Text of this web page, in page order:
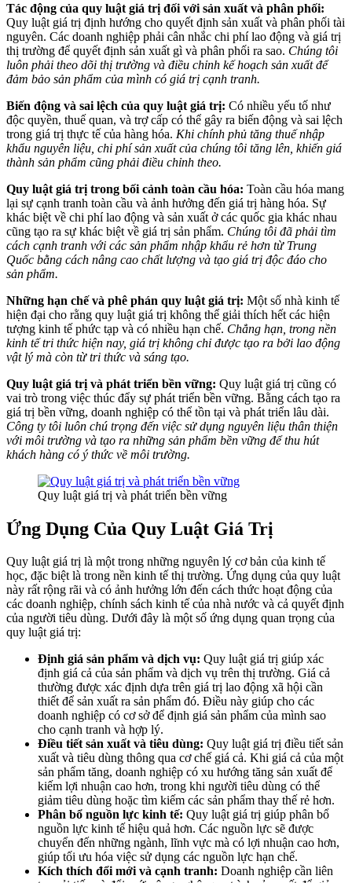
Tác động của quy luật giá trị đối với sản xuất và phân phối:
Quy luật giá trị định hướng cho quyết định sản xuất và phân phối tài
nguyên. Các doanh nghiệp phải cân nhắc chi phí lao động và giá trị
thị trường để quyết định sản xuất gì và phân phối ra sao. Chúng tôi
luôn phải theo dõi thị trường và điều chỉnh kế hoạch sản xuất để
đảm bảo sản phẩm của mình có giá trị cạnh tranh.
Biến động và sai lệch của quy luật giá trị: Có nhiều yếu tố như
độc quyền, thuế quan, và trợ cấp có thể gây ra biến động và sai lệch
trong giá trị thực tế của hàng hóa. Khi chính phủ tăng thuế nhập
khẩu nguyên liệu, chi phí sản xuất của chúng tôi tăng lên, khiến giá
thành sản phẩm cũng phải điều chỉnh theo.
Quy luật giá trị trong bối cảnh toàn cầu hóa: Toàn cầu hóa mang
lại sự cạnh tranh toàn cầu và ảnh hưởng đến giá trị hàng hóa. Sự
khác biệt về chi phí lao động và sản xuất ở các quốc gia khác nhau
cũng tạo ra sự khác biệt về giá trị sản phẩm. Chúng tôi đã phải tìm
cách cạnh tranh với các sản phẩm nhập khẩu rẻ hơn từ Trung
Quốc bằng cách nâng cao chất lượng và tạo giá trị độc đáo cho
sản phẩm.
Những hạn chế và phê phán quy luật giá trị: Một số nhà kinh tế
hiện đại cho rằng quy luật giá trị không thể giải thích hết các hiện
tượng kinh tế phức tạp và có nhiều hạn chế. Chẳng hạn, trong nền
kinh tế tri thức hiện nay, giá trị không chỉ được tạo ra bởi lao động
vật lý mà còn từ tri thức và sáng tạo.
Quy luật giá trị và phát triển bền vững: Quy luật giá trị cũng có
vai trò trong việc thúc đẩy sự phát triển bền vững. Bằng cách tạo ra
giá trị bền vững, doanh nghiệp có thể tồn tại và phát triển lâu dài.
Công ty tôi luôn chú trọng đến việc sử dụng nguyên liệu thân thiện
với môi trường và tạo ra những sản phẩm bền vững để thu hút
khách hàng có ý thức về môi trường.
Quy luật giá trị và phát triển bền vững
Ứng Dụng Của Quy Luật Giá Trị
Quy luật giá trị là một trong những nguyên lý cơ bản của kinh tế
học, đặc biệt là trong nền kinh tế thị trường. Ứng dụng của quy luật
này rất rộng rãi và có ảnh hưởng lớn đến cách thức hoạt động của
các doanh nghiệp, chính sách kinh tế của nhà nước và cả quyết định
của người tiêu dùng. Dưới đây là một số ứng dụng quan trọng của
quy luật giá trị:
Định giá sản phẩm và dịch vụ: Quy luật giá trị giúp xác
định giá cả của sản phẩm và dịch vụ trên thị trường. Giá cả
thường được xác định dựa trên giá trị lao động xã hội cần
thiết để sản xuất ra sản phẩm đó. Điều này giúp cho các
doanh nghiệp có cơ sở để định giá sản phẩm của mình sao
cho cạnh tranh và hợp lý.
Điều tiết sản xuất và tiêu dùng: Quy luật giá trị điều tiết sản
xuất và tiêu dùng thông qua cơ chế giá cả. Khi giá cả của một
sản phẩm tăng, doanh nghiệp có xu hướng tăng sản xuất để
kiếm lợi nhuận cao hơn, trong khi người tiêu dùng có thể
giảm tiêu dùng hoặc tìm kiếm các sản phẩm thay thế rẻ hơn.
Phân bổ nguồn lực kinh tế: Quy luật giá trị giúp phân bổ
nguồn lực kinh tế hiệu quả hơn. Các nguồn lực sẽ được
chuyển đến những ngành, lĩnh vực mà có lợi nhuận cao hơn,
giúp tối ưu hóa việc sử dụng các nguồn lực hạn chế.
Kích thích đổi mới và cạnh tranh: Doanh nghiệp cần liên